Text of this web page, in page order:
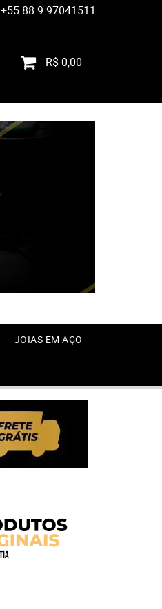
+55 88 9 97041511
R$ 0,00
JOIAS EM AÇO